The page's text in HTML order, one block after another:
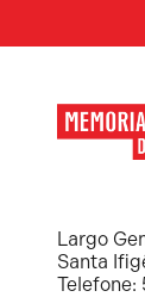
Largo
Santa
Telefone: